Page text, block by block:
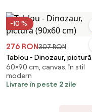
-10 %
276 RON307 RON
Tablou - Dinozaur, pictură
(90x60 cm)
60×90 cm, canvas, în stil
modern
Livrare în peste 2 zile